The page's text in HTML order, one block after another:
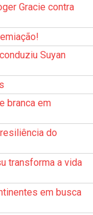
Gracie contra
Suyan
branca em
do
transforma a vida
em busca